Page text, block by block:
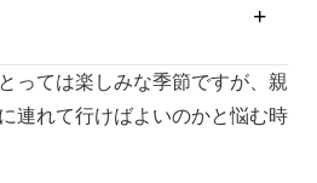
スポット10選
楽しむならEcoFlowのポータブ
っては楽しみな季節ですが、親
連れて行けばよいのかと悩む時